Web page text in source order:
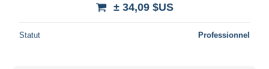
± 34,09 $US
Statut Professionnel